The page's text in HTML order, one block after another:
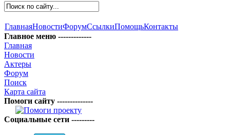
ГлавнаяНовостиФорумСсылкиПомощьКонтакты
Главное меню -------------
Главная
Новости
Актеры
Форум
Поиск
Карта сайта
Помоги сайту --------------
Социальные сети ---------